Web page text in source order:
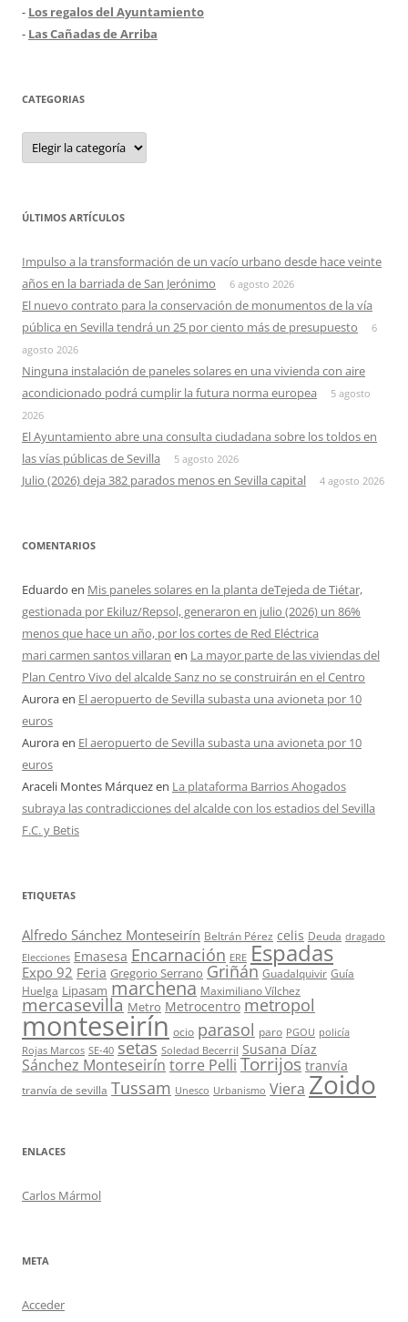
- Los regalos del Ayuntamiento
- Las Cañadas de Arriba
CATEGORIAS
Categorias
ÚLTIMOS ARTÍCULOS
Impulso a la transformación de un vacío urbano desde hace veinte
años en la barriada de San Jerónimo
6 agosto 2026
El nuevo contrato para la conservación de monumentos de la vía
pública en Sevilla tendrá un 25 por ciento más de presupuesto
6
agosto 2026
Ninguna instalación de paneles solares en una vivienda con aire
acondicionado podrá cumplir la futura norma europea
5 agosto
2026
El Ayuntamiento abre una consulta ciudadana sobre los toldos en
las vías públicas de Sevilla
5 agosto 2026
Julio (2026) deja 382 parados menos en Sevilla capital 4 agosto 2026
COMENTARIOS
Eduardo en Mis paneles solares en la planta deTejeda de Tiétar,
gestionada por Ekiluz/Repsol, generaron en julio (2026) un 86%
menos que hace un año, por los cortes de Red Eléctrica
mari carmen santos villaran en La mayor parte de las viviendas del
Plan Centro Vivo del alcalde Sanz no se construirán en el Centro
Auroraen El aeropuerto de Sevilla subasta una avioneta por 10
euros
Auroraen El aeropuerto de Sevilla subasta una avioneta por 10
euros
Araceli Montes Márquezen La plataforma Barrios Ahogados
subraya las contradicciones del alcalde con los estadios del Sevilla
F.C. y Betis
ETIQUETAS
Alfredo Sánchez Monteseirín Beltrán Pérez celis Deuda dragado
Elecciones Emasesa Encarnación ERE Espadas
Expo 92 Feria Gregorio Serrano Griñán Guadalquivir Guía
Huelga Lipasam marchena Maximiliano Vílchez
mercasevilla Metro Metrocentro metropol
monteseirín ocio parasol paro PGOU policía
Rojas Marcos SE-40 setas Soledad Becerril Susana Díaz
Sánchez Monteseirín torre Pelli Torrijos tranvía
tranvía de sevilla Tussam Unesco Urbanismo Viera Zoido
ENLACES
Carlos Mármol
META
Acceder